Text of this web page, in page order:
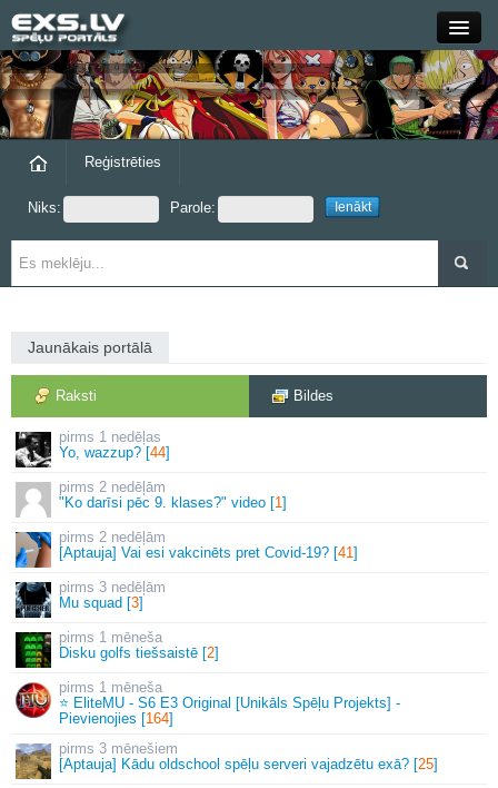
Close
Forums
Grupas
Reģistrēties
Niks: Parole:
Jaunākais portālā
Raksti Bildes
1 nedēļas
Yo, wazzup? [44]
2 nedēļām
"Ko darīsi pēc 9. klases?" video [1]
2 nedēļām
[Aptauja] Vai esi vakcinēts pret Covid-19? [41]
3 nedēļām
Mu squad [3]
1 mēneša
Disku golfs tiešsaistē [2]
1 mēneša
⭐ EliteMU - S6 E3 Original [Unikāls Spēļu Projekts] -
Pievienojies [164]
3 mēnešiem
[Aptauja] Kādu oldschool spēļu serveri vajadzētu exā? [25]